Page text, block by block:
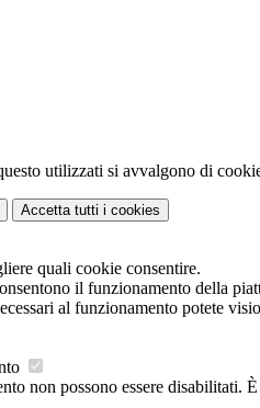
utilizzati si avvalgono di
Accetta tutti i cookies
quali cookie consentire.
il funzionamento della
al funzionamento potete
non possono essere disabilitati.